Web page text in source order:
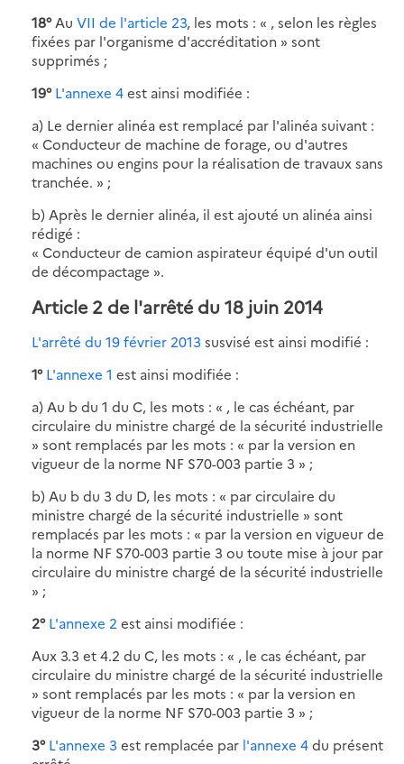
18°Au VII de l'article 23, les mots : « , selon les règles
fixées par l'organisme d'accréditation » sont
supprimés ;
19° L'annexe 4est ainsi modifiée :
a) Le dernier alinéa est remplacé par l'alinéa suivant :
« Conducteur de machine de forage, ou d'autres
machines ou engins pour la réalisation de travaux sans
tranchée. » ;
b) Après le dernier alinéa, il est ajouté un alinéa ainsi
rédigé :
« Conducteur de camion aspirateur équipé d'un outil
de décompactage ».
Article 2 de l'arrêté du 18 juin 2014
L'arrêté du 19 février 2013 susvisé est ainsi modifié :
1° L'annexe 1 est ainsi modifiée :
a) Au b du 1 du C, les mots : « , le cas échéant, par
circulaire du ministre chargé de la sécurité industrielle
» sont remplacés par les mots : « par la version en
vigueur de la norme NF S70-003 partie 3 » ;
b) Au b du 3 du D, les mots : « par circulaire du
ministre chargé de la sécurité industrielle » sont
remplacés par les mots : « par la version en vigueur de
la norme NF S70-003 partie 3 ou toute mise à jour par
circulaire du ministre chargé de la sécurité industrielle
» ;
2°L'annexe 2 est ainsi modifiée :
Aux 3.3 et 4.2 du C, les mots : « , le cas échéant, par
circulaire du ministre chargé de la sécurité industrielle
» sont remplacés par les mots : « par la version en
vigueur de la norme NF S70-003 partie 3 » ;
3°L'annexe 3 est remplacée par l'annexe 4du présent